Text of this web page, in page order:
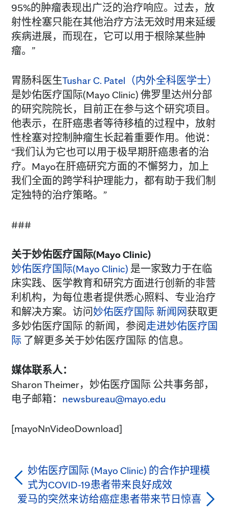
95%的肿瘤表现出广泛的治疗响应。过去，放
射性栓塞只能在其他治疗方法无效时用来延缓
疾病进展，而现在，它可以用于根除某些肿
瘤。”
胃肠科医生Tushar C. Patel（内外全科医学士）
是妙佑医疗国际(Mayo Clinic) 佛罗里达州分部
的研究院院长，目前正在参与这个研究项目。
他表示，在肝癌患者等待移植的过程中，放射
性栓塞对控制肿瘤生长起着重要作用。他说：
“我们认为它也可以用于极早期肝癌患者的治
疗。Mayo在肝癌研究方面的不懈努力，加上
我们全面的跨学科护理能力，都有助于我们制
定独特的治疗策略。”
###
关于妙佑医疗国际(Mayo Clinic)
妙佑医疗国际(Mayo Clinic) 是一家致力于在临
床实践、医学教育和研究方面进行创新的非营
利机构，为每位患者提供悉心照料、专业治疗
和解决方案。访问妙佑医疗国际 新闻网获取更
多妙佑医疗国际 的新闻，参阅走进妙佑医疗国
际 了解更多关于妙佑医疗国际 的信息。
媒体联系人：
Sharon Theimer，妙佑医疗国际 公共事务部，
电子邮箱： newsbureau@mayo.edu
[mayoNnVideoDownload]
妙佑医疗国际 (Mayo Clinic) 的合作护理模
式为COVID-19患者带来良好成效
爱马的突然来访给癌症患者带来节日惊喜